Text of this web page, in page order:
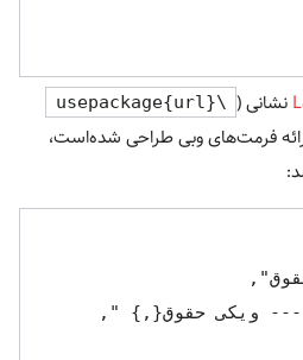
نشانی ( \usepackage{url}
ارائه فرمت‌های وبی طراحی شده‌است،